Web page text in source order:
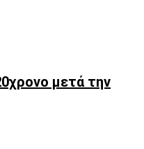
μετά την